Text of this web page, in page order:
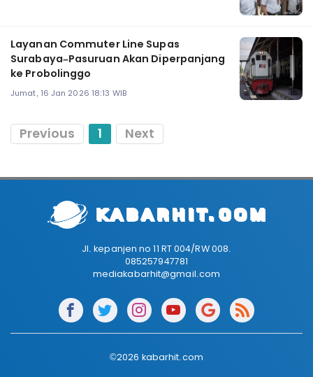
Layanan Commuter Line Supas
Surabaya–Pasuruan Akan Diperpanjang
ke Probolinggo
Jumat, 16 Jan 2026 18:13 WIB
Previous 1 Next
Jl. kepanjen no 11 RT 004/RW 008.
085257947781
mediakabarhit@gmail.com
©2026 kabarhit.com